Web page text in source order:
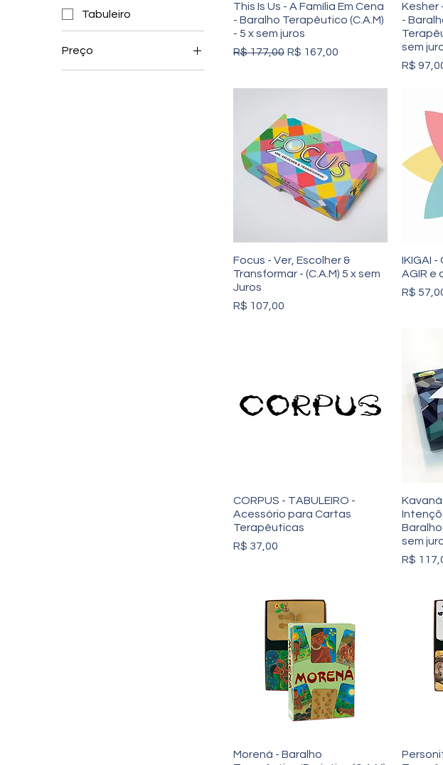
Tabuleiro
Preço
This Is Us - A Família Em Cena
- Baralho Terapêutico (C.A.M)
- 5 x sem juros
Preço normal
R$ 177,00 Preço promocional
R$ 167,00
Kesher
-
sem
Preço
R$
Focus - Ver, Escolher &
Transformar - (C.A.M) 5 x sem
Juros
Preço
R$ 107,00
IKIGAI
AGIR e
Preço
R$
CORPUS - TABULEIRO -
Acessório para Cartas
Terapêuticas
Preço
R$ 37,00
sem
Preço
R$
Morená - Baralho